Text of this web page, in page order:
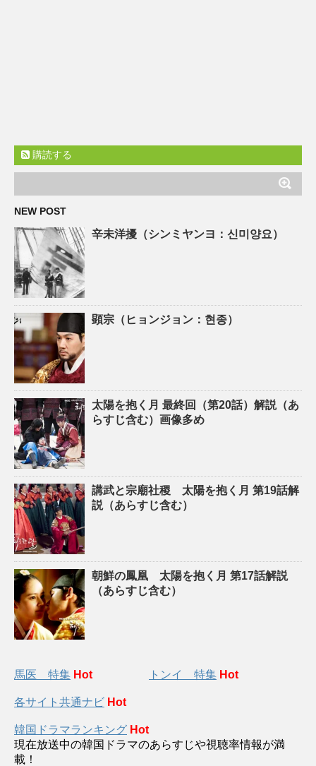
購読する
NEW POST
辛未洋擾（シンミヤンヨ：신미양요）
顕宗（ヒョンジョン：현종）
太陽を抱く月 最終回（第20話）解説（あ
らすじ含む）画像多め
講武と宗廟社稷 太陽を抱く月 第19話解
説（あらすじ含む）
朝鮮の鳳凰 太陽を抱く月 第17話解説
（あらすじ含む）
馬医 特集 Hot トンイ 特集 Hot
各サイト共通ナビ Hot
韓国ドラマランキング Hot
現在放送中の韓国ドラマのあらすじや視聴率情報が満
載！